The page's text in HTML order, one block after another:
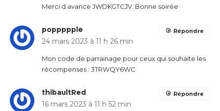
Merci d avance JWDKGTCJV. Bonne soirée
poppppple
24 mars 2023 à 11 h 26 min
Mon code de parrainage pour ceux qui souhaite les
récompenses : 3TRWQY6WC
Répondre
thibaultRed
16 mars 2023 à 11 h 52 min
Répondre